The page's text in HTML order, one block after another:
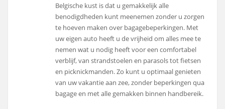
Belgische kust is dat u gemakkelijk alle
benodigdheden kunt meenemen zonder u zorgen
te hoeven maken over bagagebeperkingen. Met
uw eigen auto heeft u de vrijheid om alles mee te
nemen wat u nodig heeft voor een comfortabel
verblijf, van strandstoelen en parasols tot fietsen
en picknickmanden. Zo kunt u optimaal genieten
van uw vakantie aan zee, zonder beperkingen qua
bagage en met alle gemakken binnen handbereik.